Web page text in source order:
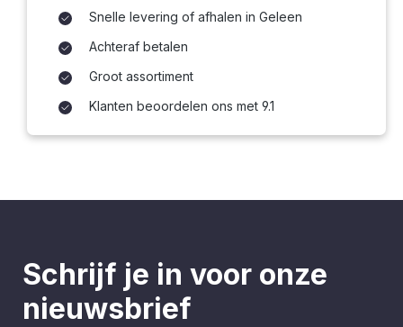
Snelle levering of afhalen in Geleen
Achteraf betalen
Groot assortiment
Klanten beoordelen ons met 9.1
Schrijf je in voor onze
nieuwsbrief